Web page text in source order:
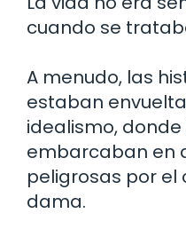
cuando se
A menudo, las
estaban
idealismo,
embarcaban en
peligrosas por el
dama.